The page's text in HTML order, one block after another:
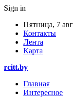
Sign in
Пятница, 7
Контакты
Лента
Карта
rcitt.by
Главная
Интересное